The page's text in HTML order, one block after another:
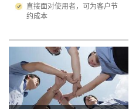
直接面对使用者，可为客户节
约成本